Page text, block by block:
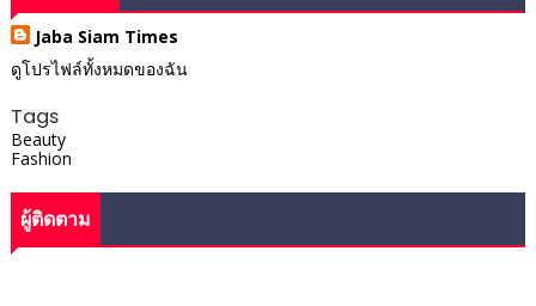
Jaba Siam Times
ดูโปรไฟล์ทั้งหมดของฉัน
Tags
Beauty
Fashion
ผู้ติดตาม